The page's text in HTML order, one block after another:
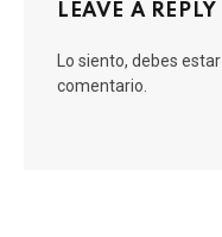
LEAVE A REPLY
Lo siento, debes estar
comentario.